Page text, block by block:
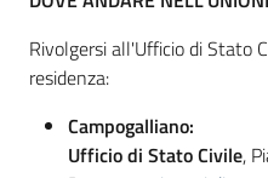
Informazioni
locali
Rivolgersi all'Ufficio di Stato
residenza:
Campogalliano:
Ufficio di Stato Civile,